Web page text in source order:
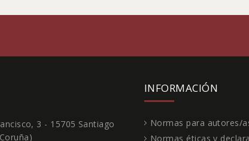
3 - 15705 Santiago
INFORMACIÓN
Normas para autores/
Normas éticas y